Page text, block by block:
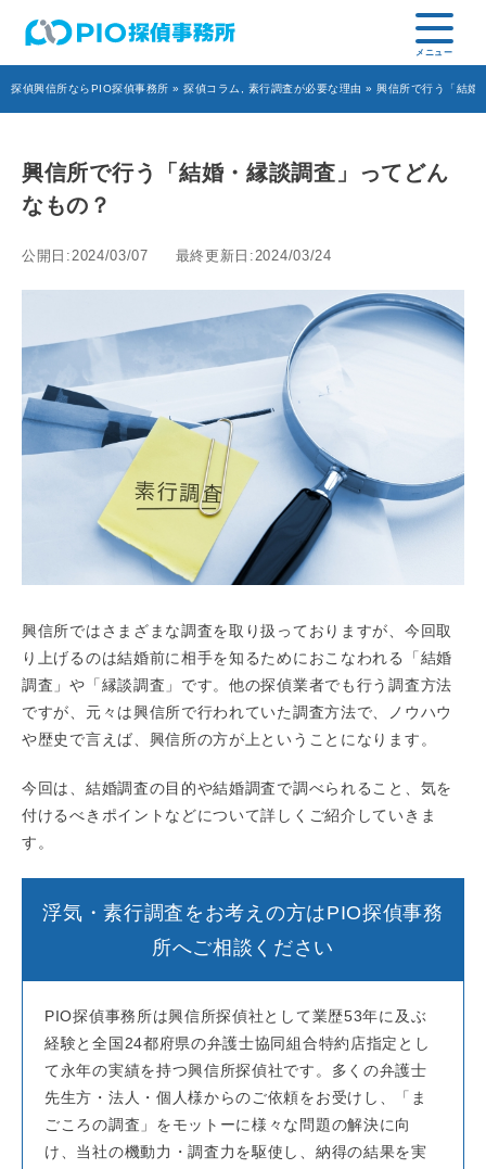
探偵興信所ならPIO探偵事務所 » 探偵コラム 素行調査が必要な理由 » 興信所で行う「結婚
興信所で行う「結婚・縁談調査」ってどん
なもの？
公開日:2024/03/07 最終更新日:2024/03/24
興信所ではさまざまな調査を取り扱っておりますが、今回取
り上げるのは結婚前に相手を知るためにおこなわれる「結婚
調査」や「縁談調査」です。他の探偵業者でも行う調査方法
ですが、元々は興信所で行われていた調査方法で、ノウハウ
や歴史で言えば、興信所の方が上ということになります。
今回は、結婚調査の目的や結婚調査で調べられること、気を
付けるべきポイントなどについて詳しくご紹介していきま
す。
浮気・素行調査をお考えの方はPIO探偵事務
所へご相談ください
PIO探偵事務所は興信所探偵社として業歴53年に及ぶ
経験と全国24都府県の弁護士協同組合特約店指定とし
て永年の実績を持つ興信所探偵社です。多くの弁護士
先生方・法人・個人様からのご依頼をお受けし、「ま
ごころの調査」をモットーに様々な問題の解決に向
け、当社の機動力・調査力を駆使し、納得の結果を実